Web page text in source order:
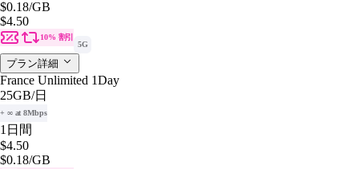
$0.18/GB
$4.50
10% 割引
5G
プラン詳細
France Unlimited 1Day
25GB/日
+ ∞ at 8Mbps
1日間
$4.50
$0.18/GB